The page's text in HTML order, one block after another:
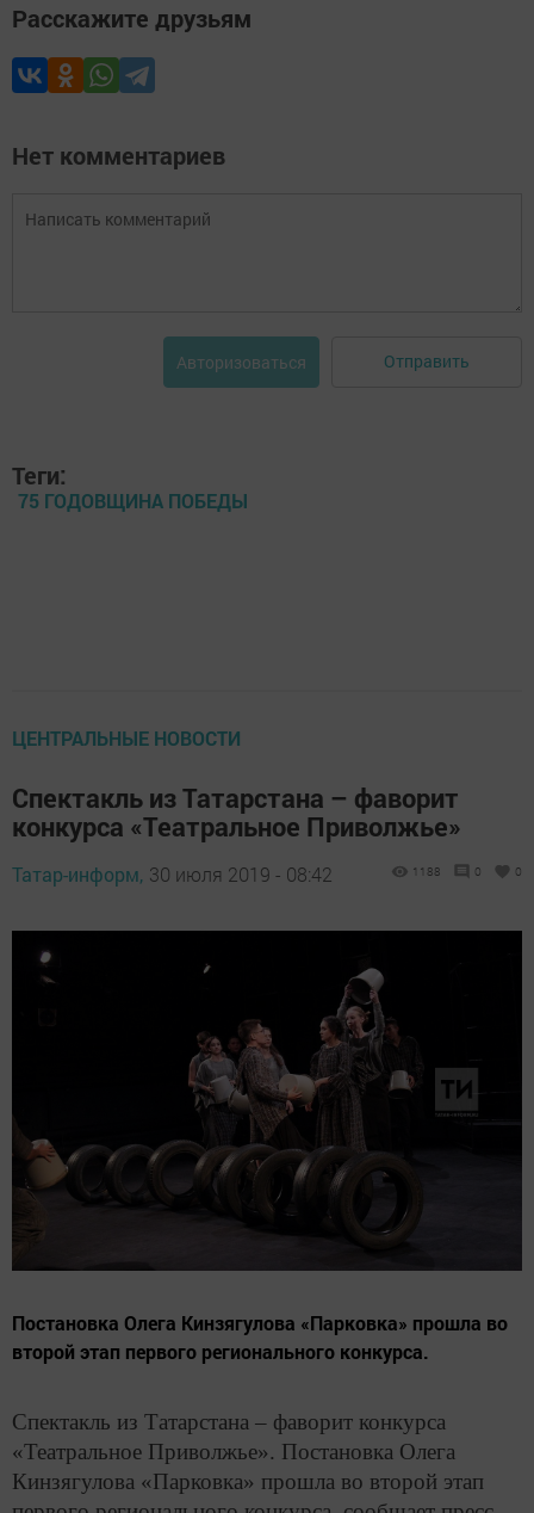
Расскажите друзьям
Нет комментариев
Авторизоваться Отправить
Теги:
75 ГОДОВЩИНА ПОБЕДЫ
ЦЕНТРАЛЬНЫЕ НОВОСТИ
Спектакль из Татарстана – фаворит
конкурса «Театральное Приволжье»
Татар-информ, 30 июля 2019 - 08:42 1188 0 0
Постановка Олега Кинзягулова «Парковка» прошла во
второй этап первого регионального конкурса.
Спектакль из Татарстана – фаворит конкурса
«Театральное Приволжье». Постановка Олега
Кинзягулова «Парковка» прошла во второй этап